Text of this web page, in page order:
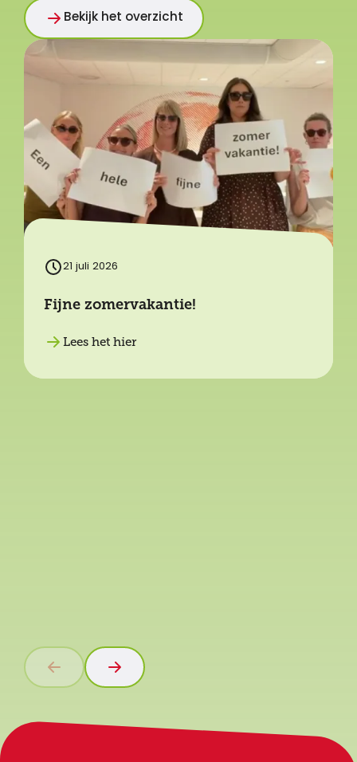
Bekijk het overzicht
21 juli 2026
Fijne zomervakantie!
Lees het hier